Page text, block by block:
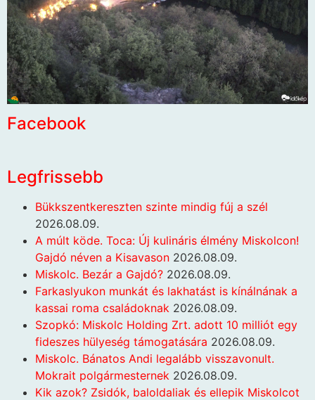
Facebook
Legfrissebb
Bükkszentkereszten szinte mindig fúj a szél
2026.08.09.
A múlt köde. Toca: Új kulináris élmény Miskolcon!
Gajdó néven a Kisavason 2026.08.09.
Miskolc. Bezár a Gajdó? 2026.08.09.
Farkaslyukon munkát és lakhatást is kínálnának a
kassai roma családoknak 2026.08.09.
Szopkó: Miskolc Holding Zrt. adott 10 milliót egy
fideszes hülyeség támogatására 2026.08.09.
Miskolc. Bánatos Andi legalább visszavonult.
Mokrait polgármesternek 2026.08.09.
Kik azok? Zsidók, baloldaliak és ellepik Miskolcot